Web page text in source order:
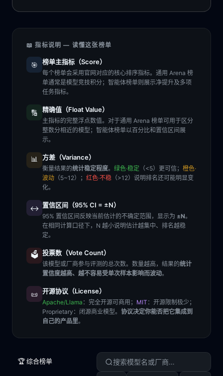
📖 指标说明 — 读懂这张榜单
🎯 榜单主指标（Score）
每个榜单会采用官网对应的核心排序指标。通用 Arena 榜
单通常是模型竞技积分；智能体榜单则展示净提升及多项
任务指标。
🔢 精确值（Float Value）
主指标的完整浮点数值。对于通用 Arena 榜单可用于区分
整数分相近的模型；智能体榜单以百分比和置信区间展
示。
📊 方差（Variance）
衡量结果的统计稳定程度。 绿色·稳定 （<5）更可信； 橙色·
波动 （5~12）； 红色·不稳 （>12）说明排名还可能明显变
化。
↔️ 置信区间（95% CI = ±N）
95% 置信区间反映当前估计的不确定范围，显示为 ±N。
在相同计算口径下，N 越小说明估计越集中、排名越稳
定。
🗳️ 投票数（Vote Count）
该模型或厂商参与评测的总次数。数量越高，结果的统计
置信度越高、越不容易受单次样本影响而波动。
📜 开源协议（License）
Apache/Llama ：完全开源可商用； MIT ：开源限制极少；
Proprietary ：闭源商业模型。 协议决定你能否把它集成到
自己的产品里。
🏆 综合榜单